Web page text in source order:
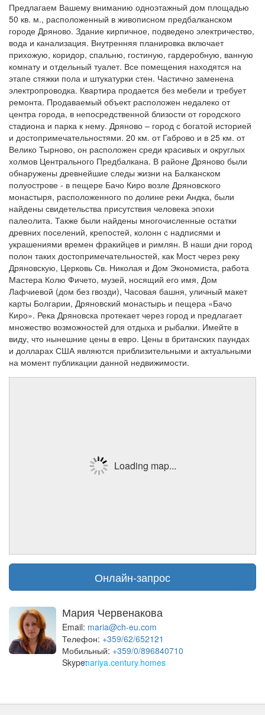
Предлагаем Вашему вниманию одноэтажный дом площадью
50 кв. м., расположенный в живописном предбалканском
городе Дряново. Здание кирпичное, подведено электричество,
вода и канализация. Внутренняя планировка включает
прихожую, коридор, спальню, гостиную, гардеробную, ванную
комнату и отдельный туалет. Все помещения находятся на
этапе стяжки пола и штукатурки стен. Частично заменена
электропроводка. Квартира продается без мебели и требует
ремонта. Продаваемый объект расположен недалеко от
центра города, в непосредственной близости от городского
стадиона и парка к нему. Дряново – город с богатой историей
и достопримечательностями. 20 км. от Габрово и в 25 км. от
Велико Тырново, он расположен среди красивых и округлых
холмов Центрального Предбалкана. В районе Дряново были
обнаружены древнейшие следы жизни на Балканском
полуострове - в пещере Бачо Киро возле Дряновского
монастыря, расположенного по долине реки Андка, были
найдены свидетельства присутствия человека эпохи
палеолита. Также были найдены многочисленные остатки
древних поселений, крепостей, колонн с надписями и
украшениями времен фракийцев и римлян. В наши дни город
полон таких достопримечательностей, как Мост через реку
Дряновскую, Церковь Св. Николая и Дом Экономиста, работа
Мастера Колю Фичето, музей, носящий его имя, Дом
Лафчиевой (дом без гвозди), Часовая башня, уличный макет
карты Болгарии, Дряновский монастырь и пещера «Бачо
Киро». Река Дряновска протекает через город и предлагает
множество возможностей для отдыха и рыбалки. Имейте в
виду, что нынешние цены в евро. Цены в британских паундах
и долларах США являются приблизительными и актуальными
на момент публикации данной недвижимости.
Loading map...
Онлайн-запрос
Мария Червенакова
Email: maria@ch-eu.com
Телефон: +359/62/652121
Мобильный: +359/0/896840710
Skype:mariya.century.homes